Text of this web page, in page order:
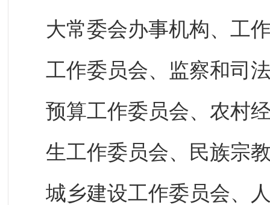
大常委会办事机构、工
工作委员会、监察和司
预算工作委员会、农村
生工作委员会、民族宗
城乡建设工作委员会、